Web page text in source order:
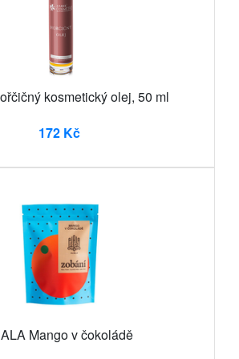
kosmetický olej, 50 ml
172 Kč
Mango v čokoládě